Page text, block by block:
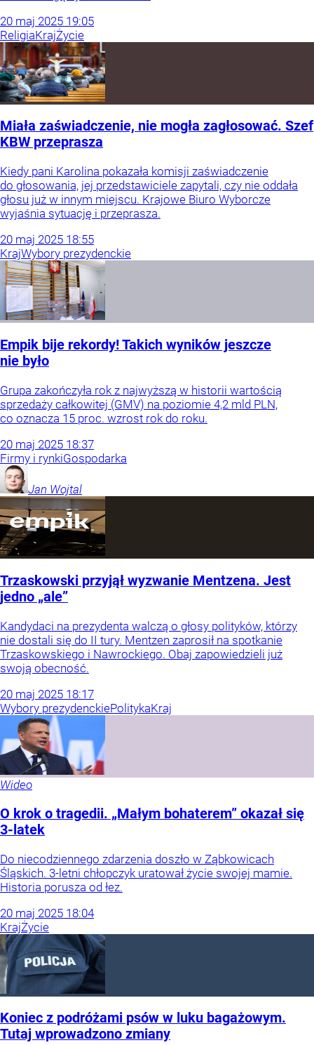
20 maj 2025 19:05
ReligiaKrajŻycie
Miała zaświadczenie, nie mogła zagłosować. Szef
KBW przeprasza
Kiedy pani Karolina pokazała komisji zaświadczenie
do głosowania, jej przedstawiciele zapytali, czy nie oddała
głosu już w innym miejscu. Krajowe Biuro Wyborcze
wyjaśnia sytuację i przeprasza.
20 maj 2025 18:55
KrajWybory prezydenckie
Empik bije rekordy! Takich wyników jeszcze
nie było
Grupa zakończyła rok z najwyższą w historii wartością
sprzedaży całkowitej (GMV) na poziomie 4,2 mld PLN,
co oznacza 15 proc. wzrost rok do roku.
20 maj 2025 18:37
Firmy i rynkiGospodarka
Jan Wojtal
Trzaskowski przyjął wyzwanie Mentzena. Jest
jedno „ale”
Kandydaci na prezydenta walczą o głosy polityków, którzy
nie dostali się do II tury. Mentzen zaprosił na spotkanie
Trzaskowskiego i Nawrockiego. Obaj zapowiedzieli już
swoją obecność.
20 maj 2025 18:17
Wybory prezydenckiePolitykaKraj
Wideo
O krok o tragedii. „Małym bohaterem” okazał się
3-latek
Do niecodziennego zdarzenia doszło w Ząbkowicach
Śląskich. 3-letni chłopczyk uratował życie swojej mamie.
Historia porusza od łez.
20 maj 2025 18:04
KrajŻycie
Koniec z podróżami psów w luku bagażowym.
Tutaj wprowadzono zmiany